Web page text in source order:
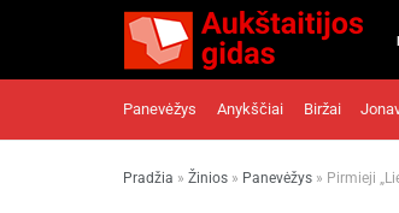
Panevėžys Anykščiai Biržai
Pradžia » Žinios » Panevėžys » Pirmieji